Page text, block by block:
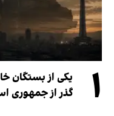
۱
یکی از بستگان
گذر از جمهوری